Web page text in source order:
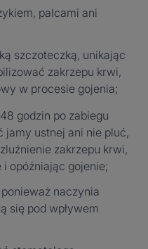
palcami ani
szczoteczką, unikając
zakrzepu krwi,
w procesie gojenia;
godzin po zabiegu
jamy ustnej ani nie pluć,
zakrzepu krwi,
opóźniając gojenie;
naczynia
się pod wpływem